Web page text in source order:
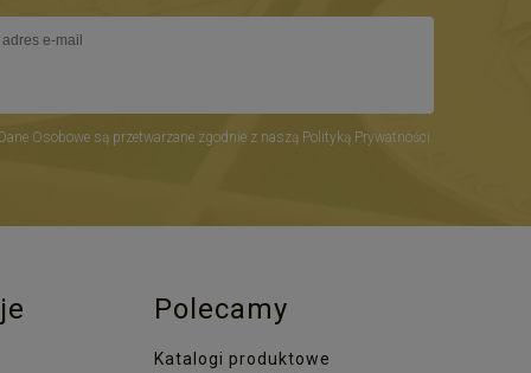
Osobowe są przetwarzane zgodnie z naszą Polityką Prywatności.
Polecamy
Katalogi produktowe